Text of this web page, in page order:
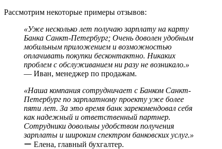
Рассмотрим некоторые примеры отзывов:
«Уже несколько лет получаю зарплату на карту
Банка Санкт-Петербург; Очень доволен удобным
мобильным приложением и возможностью
оплачивать покупки бесконтактно. Никаких
проблем с обслуживанием ни разу не возникало.»
― Иван, менеджер по продажам.
«Наша компания сотрудничает с Банком Санкт-
Петербург по зарплатному проекту уже более
пяти лет. За это время банк зарекомендовал себя
как надежный и ответственный партнер.
Сотрудники довольны удобством получения
зарплаты и широким спектром банковских услуг.»
ー Елена, главный бухгалтер.